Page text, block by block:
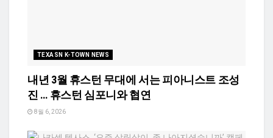
TEXASN K-TOWN NEWS
내년 3월 휴스턴 무대에 서는 피아니스트 조성
진 … 휴스턴 심포니와 협연
8월 6, 2026